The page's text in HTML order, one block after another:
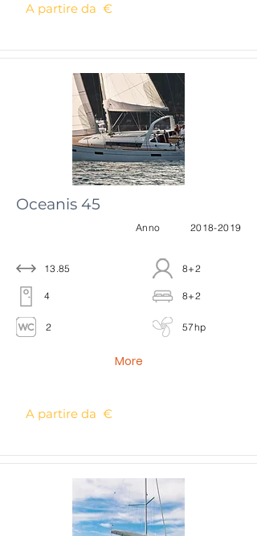
A partire da €
Oceanis 45
13.85
4
2
Anno 2018-2019
8+2
8+2
57hp
More
A partire da €